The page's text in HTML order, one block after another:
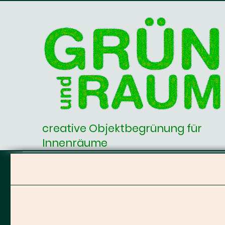
creative Objektbegrünung für
Innenräume